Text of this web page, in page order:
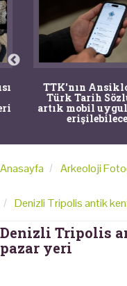
TTK'nın
Türk Tarih
artık mobil
erişilebilecek
Anasayfa Arkeoloji
Denizli Tripolis antik
Denizli Tripolis
pazar yeri